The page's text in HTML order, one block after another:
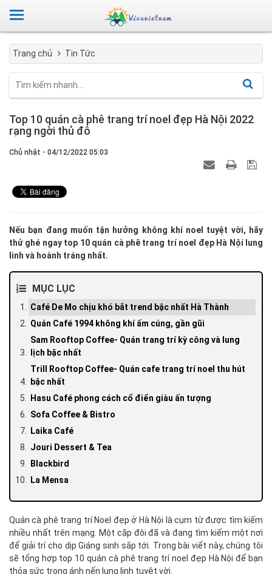
Trang chủ Tin Tức
Top 10 quán cà phê trang trí noel đẹp Hà Nội 2022
rạng ngời thủ đô
Chủ nhật - 04/12/2022 05:03
Nếu bạn đang muốn tận hưởng không khí noel tuyệt vời, hãy
thử ghé ngay top 10 quán cà phê trang trí noel đẹp Hà Nội lung
linh và hoành tráng nhất.
MỤC LỤC
Café De Mo chịu khó bắt trend bậc nhất Hà Thành
Quán Café 1994 không khí ấm cúng, gần gũi
Sam Rooftop Coffee- Quán trang trí kỳ công và lung
lịch bậc nhất
Trill Rooftop Coffee- Quán cafe trang trí noel thu hút
bậc nhất
Hasu Café phong cách cổ điển giàu ấn tượng
Sofa Coffee & Bistro
Laika Café
Jouri Dessert & Tea
Blackbird
La Mensa
Quán cà phê trang trí Noel đẹp ở Hà Nội là cụm từ được tìm kiếm
nhiều nhất trên mạng. Một cặp đôi đã và đang tìm kiếm một nơi
để giải trí cho dịp Giáng sinh sắp tới. Trong bài viết này, chúng tôi
sẽ tổng hợp top 10 quán cà phê trang trí noel đẹp Hà Nội để bạn
thỏa sức trong ánh nến lung linh tuyệt vời.